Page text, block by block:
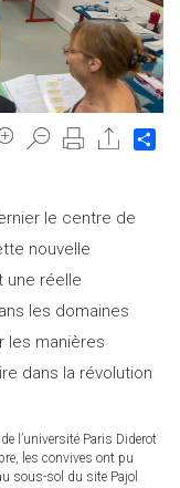
le centre de
nouvelle
une réelle
les domaines
les manières
dans la révolution
l’université Paris Diderot
les convives ont pu
sous-sol du site Pajol